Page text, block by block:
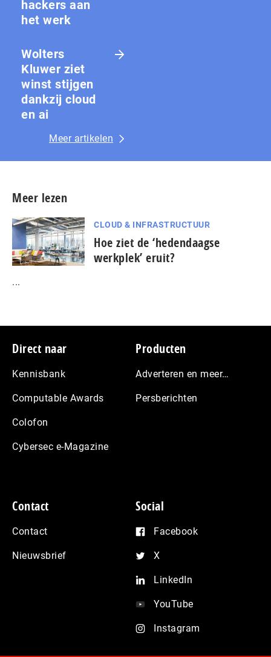
hackers aan
het werk
Wolters
Kluwer ziet
winst stijgen
dankzij cloud
en ai
Meer artikelen
Meer lezen
CLOUD & INFRASTRUCTUUR
Hoe ziet de ‘hedendaagse
werkplek’ eruit?
...
Footer
Direct naar
Kennisbank
Computable Awards
Colofon
Cybersec e-Magazine
Producten
Adverteren en meer…
Persberichten
Contact
Contact
Nieuwsbrief
Social
Facebook
X
LinkedIn
YouTube
Instagram